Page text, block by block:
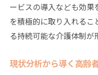
ービスの導入なども効果
を積極的に取り入れる
る持続可能な介護体制が
現状分析から導く高齢